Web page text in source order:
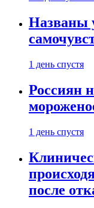
Названы
1 день спустя
Россиян
1 день спустя
после